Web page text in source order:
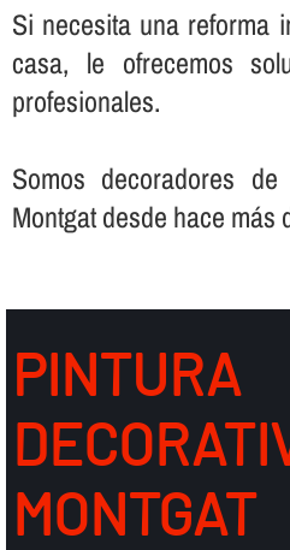
Si necesita una reforma
casa, le ofrecemos
profesionales.
Somos decoradores
Montgat desde hace más
PINTURA
MONTGAT